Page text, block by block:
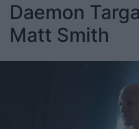
Daemon
Matt Smith